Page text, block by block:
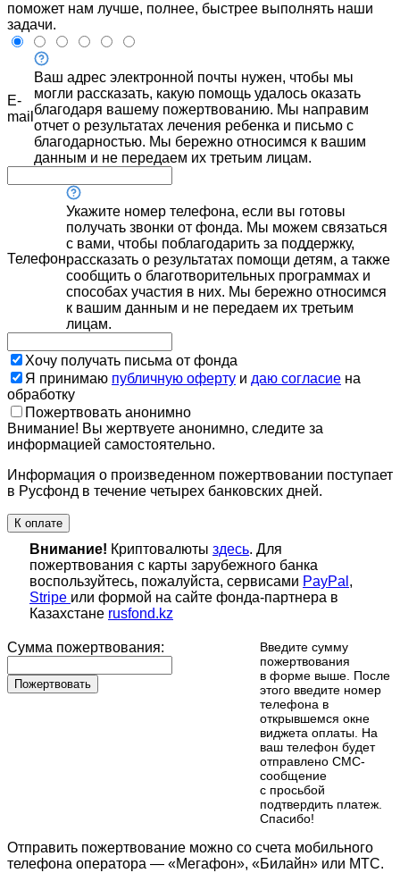
поможет нам лучше, полнее, быстрее выполнять наши
задачи.
E-
mail
Ваш адрес электронной почты нужен, чтобы мы
могли рассказать, какую помощь удалось оказать
благодаря вашему пожертвованию. Мы направим
отчет о результатах лечения ребенка и письмо с
благодарностью. Мы бережно относимся к вашим
данным и не передаем их третьим лицам.
Телефон
Укажите номер телефона, если вы готовы
получать звонки от фонда. Мы можем связаться
с вами, чтобы поблагодарить за поддержку,
рассказать о результатах помощи детям, а также
сообщить о благотворительных программах и
способах участия в них. Мы бережно относимся
к вашим данным и не передаем их третьим
лицам.
Хочу получать письма от фонда
Я принимаю публичную оферту и даю согласие на
обработку
Пожертвовать анонимно
Внимание! Вы жертвуете анонимно, следите за
информацией самостоятельно.
Информация о произведенном пожертвовании поступает
в Русфонд в течение четырех банковских дней.
К оплате
Внимание! Криптовалюты здесь. Для
пожертвования с карты зарубежного банка
воспользуйтесь, пожалуйста, сервисами PayPal ,
Stripe или формой на сайте фонда-партнера в
Казахстане rusfond.kz
Сумма пожертвования:
Пожертвовать
Введите сумму
пожертвования
в форме выше. После
этого введите номер
телефона в
открывшемся окне
виджета оплаты. На
ваш телефон будет
отправлено СМС-
сообщение
с просьбой
подтвердить платеж.
Cпасибо!
Отправить пожертвование можно со счета мобильного
телефона оператора — «Мегафон», «Билайн» или МТС.